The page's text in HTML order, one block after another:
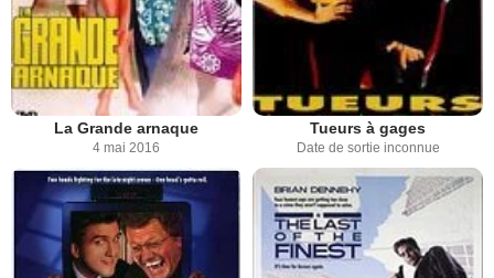
La Grande arnaque
4 mai 2016
Tueurs à gages
Date de sortie inconnue